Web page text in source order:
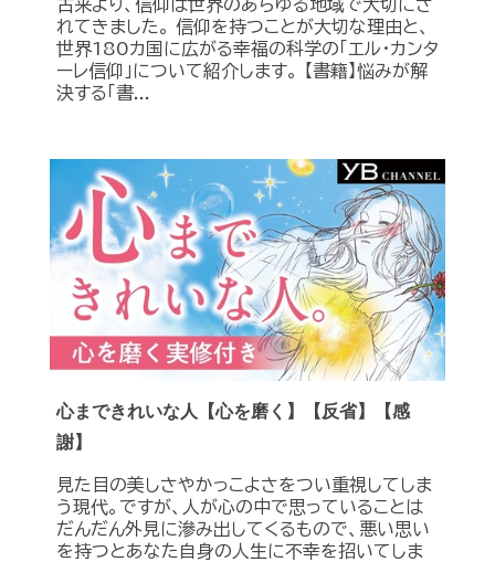
古来より、信仰は世界のあらゆる地域で大切にさ
れてきました。 信仰を持つことが大切な理由と、
世界180カ国に広がる幸福の科学の「エル・カンタ
ーレ信仰」について紹介します。 【書籍】悩みが解
決する「書...
心まできれいな人【心を磨く】【反省】【感
謝】
見た目の美しさやかっこよさをつい重視してしま
う現代。ですが、人が心の中で思っていることは
だんだん外見に滲み出してくるもので、悪い思い
を持つとあなた自身の人生に不幸を招いてしま